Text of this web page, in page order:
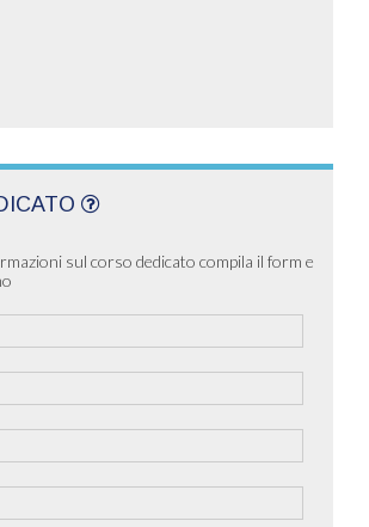
sul corso dedicato compila il form e